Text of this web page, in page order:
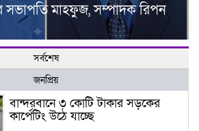
সভাপতি মাহফুজ, সম্পাদক রিপন
সর্বশেষ
জনপ্রিয়
বান্দরবানে ৩ কোটি টাকার সড়কের
কার্পেটিং উঠে যাচ্ছে